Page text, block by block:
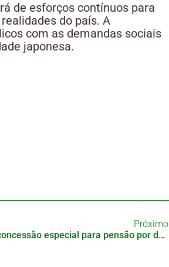
de esforços contínuos para
do país. A
com as demandas sociais
japonesa.
Próximo
Japão prorroga concessão especial para pensão por deficiência até 2036